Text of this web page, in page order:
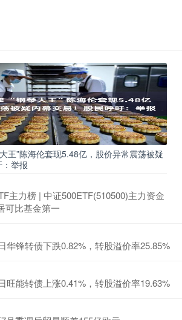
王”陈海伦套现5.48亿，股价异常震荡被疑
举报
主力榜 | 中证500ETF(510500)主力资金
可比基金第一
华锋转债下跌0.82%，转股溢价率25.85%
旺能转债上涨0.41%，转股溢价率19.63%